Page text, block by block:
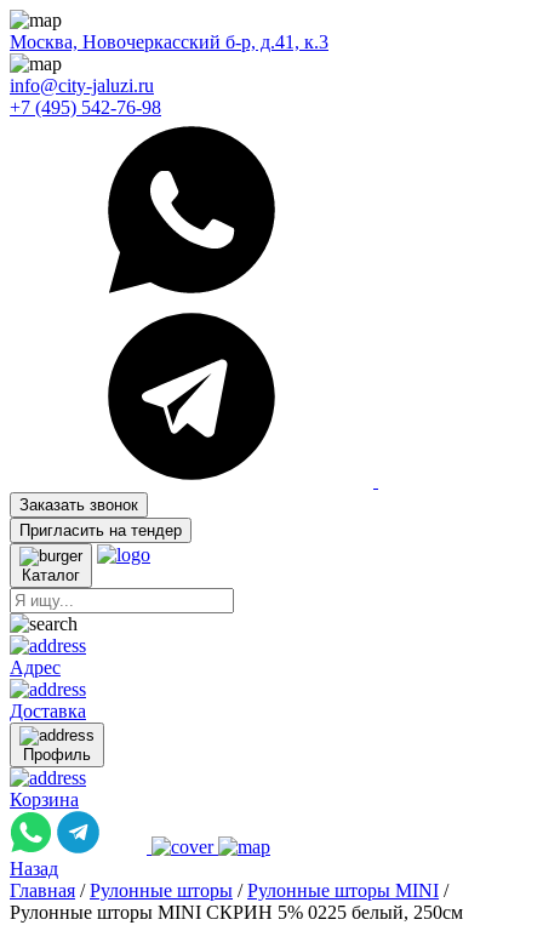
Москва, Новочеркасский б-р, д.41, к.3
info@city-jaluzi.ru
+7 (495) 542-76-98
Заказать звонок
Пригласить на тендер
Каталог
Адрес
Доставка
Профиль
Корзина
Назад
Главная / Рулонные шторы / Рулонные шторы MINI /
Рулонные шторы MINI СКРИН 5% 0225 белый, 250см